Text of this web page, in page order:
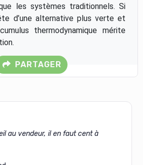
les systèmes traditionnels. Si
d’une alternative plus verte et
thermodynamique mérite
PARTAGER
au vendeur, il en faut cent à